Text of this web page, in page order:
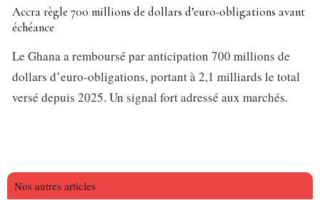
Accra règle 700 millions de dollars d’euro-obligations avant
échéance
Le Ghana a remboursé par anticipation 700 millions de
dollars d’euro-obligations, portant à 2,1 milliards le total
versé depuis 2025. Un signal fort adressé aux marchés.
Nos autres articles